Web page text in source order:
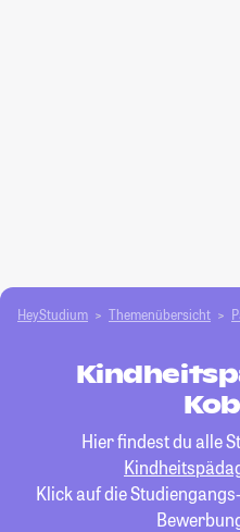
HeyStudium Themenübersicht
Hier findest du alle
Klick auf die